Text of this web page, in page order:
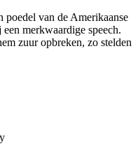
van de Amerikaanse
merkwaardige speech.
zuur opbreken, zo stelden